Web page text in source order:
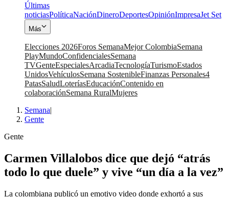
Últimas
noticiasPolíticaNaciónDineroDeportesOpiniónImpresaJet Set
Más
Elecciones 2026Foros SemanaMejor ColombiaSemana
PlayMundoConfidencialesSemana
TVGenteEspecialesArcadiaTecnologíaTurismoEstados
UnidosVehículosSemana SostenibleFinanzas Personales4
PatasSaludLoteríasEducaciónContenido en
colaboraciónSemana RuralMujeres
Semana|
Gente
Gente
Carmen Villalobos dice que dejó “atrás
todo lo que duele” y vive “un día a la vez”
La colombiana publicó un emotivo video donde exhortó a sus